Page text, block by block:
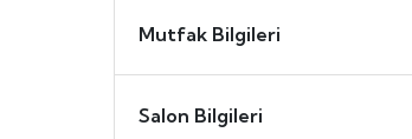
Mutfak Bilgileri
Salon Bilgileri